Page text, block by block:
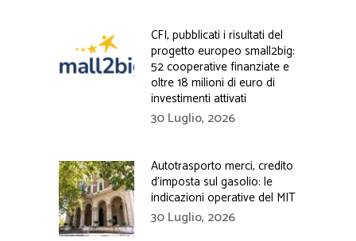
CFI, pubblicati i risultati del
progetto europeo small2big:
52 cooperative finanziate e
oltre 18 milioni di euro di
investimenti attivati
30 Luglio, 2026
Autotrasporto merci, credito
d’imposta sul gasolio: le
indicazioni operative del MIT
30 Luglio, 2026